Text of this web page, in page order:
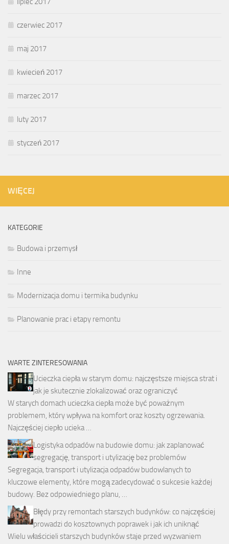
czerwiec 2017
maj 2017
kwiecień 2017
marzec 2017
luty 2017
styczeń 2017
WIĘCEJ
KATEGORIE
Budowa i przemysł
Inne
Modernizacja domu i termika budynku
Planowanie prac i etapy remontu
WARTE ZINTERESOWANIA
Ucieczka ciepła w starym domu: najczęstsze miejsca strat i
jak je skutecznie zlokalizować oraz ograniczyć
W starych domach ucieczka ciepła może być poważnym
problemem, który wpływa na komfort oraz koszty ogrzewania.
Najczęściej ciepło ucieka …
Logistyka odpadów na budowie domu: jak zaplanować
segregację, transport i utylizację bez problemów
Segregacja, transport i utylizacja odpadów budowlanych to
kluczowe elementy, które mogą zadecydować o sukcesie każdej
budowy. Bez odpowiedniego planu, …
Błędy przy remontach starszych budynków: co najczęściej
prowadzi do kosztownych poprawek i jak ich uniknąć
Wielu właścicieli starszych budynków staje przed wyzwaniem